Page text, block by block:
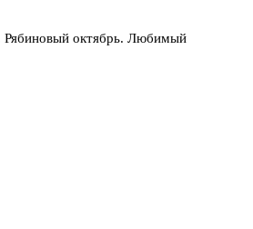
Рябиновый октябрь. Любимый